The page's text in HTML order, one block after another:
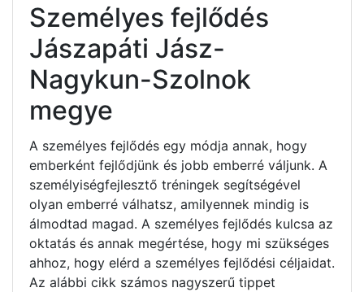
Személyes fejlődés
Jászapáti Jász-
Nagykun-Szolnok
megye
A személyes fejlődés egy módja annak, hogy
emberként fejlődjünk és jobb emberré váljunk. A
személyiségfejlesztő tréningek segítségével
olyan emberré válhatsz, amilyennek mindig is
álmodtad magad. A személyes fejlődés kulcsa az
oktatás és annak megértése, hogy mi szükséges
ahhoz, hogy elérd a személyes fejlődési céljaidat.
Az alábbi cikk számos nagyszerű tippet